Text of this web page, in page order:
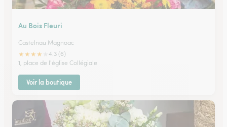
Au Bois Fleuri
Castelnau Magnoac
★★★★
4.3 (6)
1, place de l'église Collégiale
Voir la boutique